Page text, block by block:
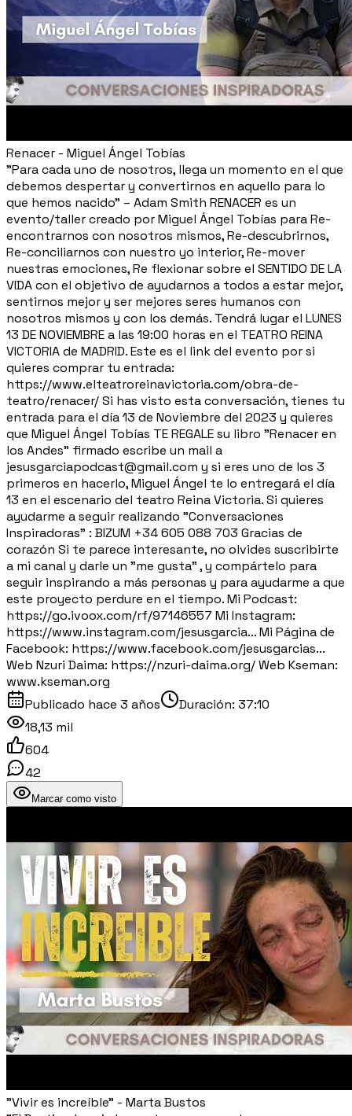
Renacer - Miguel Ángel Tobías
"Para cada uno de nosotros, llega un momento en el que
debemos despertar y convertirnos en aquello para lo
que hemos nacido” – Adam Smith RENACER es un
evento/taller creado por Miguel Ángel Tobías para Re-
encontrarnos con nosotros mismos, Re-descubrirnos,
Re-conciliarnos con nuestro yo interior, Re-mover
nuestras emociones, Re flexionar sobre el SENTIDO DE LA
VIDA con el objetivo de ayudarnos a todos a estar mejor,
sentirnos mejor y ser mejores seres humanos con
nosotros mismos y con los demás. Tendrá lugar el LUNES
13 DE NOVIEMBRE a las 19:00 horas en el TEATRO REINA
VICTORIA de MADRID. Este es el link del evento por si
quieres comprar tu entrada:
https://www.elteatroreinavictoria.com/obra-de-
teatro/renacer/ Si has visto esta conversación, tienes tu
entrada para el día 13 de Noviembre del 2023 y quieres
que Miguel Ángel Tobías TE REGALE su libro "Renacer en
los Andes" firmado escribe un mail a
jesusgarciapodcast@gmail.com y si eres uno de los 3
primeros en hacerlo, Miguel Ángel te lo entregará el día
13 en el escenario del teatro Reina Victoria. Si quieres
ayudarme a seguir realizando "Conversaciones
Inspiradoras" : BIZUM +34 605 088 703 Gracias de
corazón Si te parece interesante, no olvides suscribirte
a mi canal y darle un "me gusta" , y compártelo para
seguir inspirando a más personas y para ayudarme a que
este proyecto perdure en el tiempo. Mi Podcast:
https://go.ivoox.com/rf/97146557 Mi Instagram:
https://www.instagram.com/jesusgarcia... Mi Página de
Facebook: https://www.facebook.com/jesusgarcias...
Web Nzuri Daima: https://nzuri-daima.org/ Web Kseman:
www.kseman.org
Publicado hace 3 años Duración: 37:10
18,13 mil
604
42
Marcar como visto
"Vivir es increíble" - Marta Bustos